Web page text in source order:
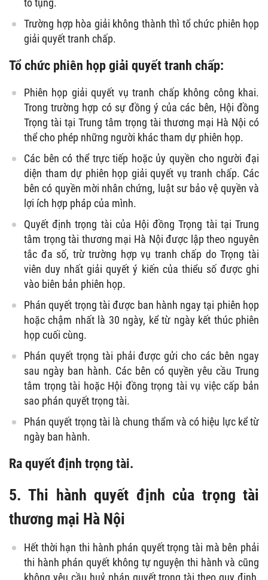
Trường hợp hòa giải không thành thì tổ chức phiên họp
giải quyết tranh chấp.
Tổ chức phiên họp giải quyết tranh chấp:
Phiên họp giải quyết vụ tranh chấp không công khai.
Trong trường hợp có sự đồng ý của các bên, Hội đồng
Trọng tài tại Trung tâm trọng tài thương mại Hà Nội có
thể cho phép những người khác tham dự phiên họp.
Các bên có thể trực tiếp hoặc ủy quyền cho người đại
diện tham dự phiên họp giải quyết vụ tranh chấp. Các
bên có quyền mời nhân chứng, luật sư bảo vệ quyền và
lợi ích hợp pháp của mình.
Quyết định trọng tài của Hội đồng Trọng tài tại Trung
tâm trọng tài thương mại Hà Nội được lập theo nguyên
tắc đa số, trừ trường hợp vụ tranh chấp do Trọng tài
viên duy nhất giải quyết ý kiến của thiểu số được ghi
vào biên bản phiên họp.
Phán quyết trọng tài được ban hành ngay tại phiên họp
hoặc chậm nhất là 30 ngày, kể từ ngày kết thúc phiên
họp cuối cùng.
Phán quyết trọng tài phải được gửi cho các bên ngay
sau ngày ban hành. Các bên có quyền yêu cầu Trung
tâm trọng tài hoặc Hội đồng trọng tài vụ việc cấp bản
sao phán quyết trọng tài.
Phán quyết trọng tài là chung thẩm và có hiệu lực kể từ
ngày ban hành.
Ra quyết định trọng tài.
5. Thi hành quyết định của trọng tài
thương mại Hà Nội
Hết thời hạn thi hành phán quyết trọng tài mà bên phải
thi hành phán quyết không tự nguyện thi hành và cũng
không yêu cầu huỷ phán quyết trọng tài theo quy định,